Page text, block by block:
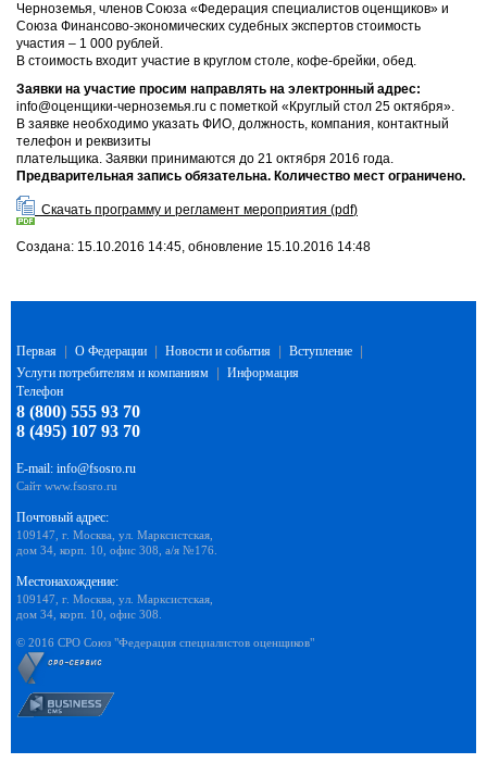
Черноземья, членов Союза «Федерация специалистов оценщиков» и
Союза Финансово-экономических судебных экспертов стоимость
участия – 1 000 рублей.
В стоимость входит участие в круглом столе, кофе-брейки, обед.
Заявки на участие просим направлять на электронный адрес:
info@оценщики-черноземья.ru с пометкой «Круглый стол 25 октября».
В заявке необходимо указать ФИО, должность, компания, контактный
телефон и реквизиты
плательщика. Заявки принимаются до 21 октября 2016 года.
Предварительная запись обязательна. Количество мест ограничено.
Скачать программу и регламент мероприятия (pdf)
Создана: 15.10.2016 14:45, обновление 15.10.2016 14:48
Первая О Федерации Новости и события Вступление
Услуги потребителям и компаниям
Информация
Телефон
8 (800) 555 93 70
8 (495) 107 93 70
E-mail: info@fsosro.ru
Сайт www.fsosro.ru
Почтовый адрес:
109147, г. Москва, ул. Марксистская,
дом 34, корп. 10, офис 308, а/я №176.
Местонахождение:
109147, г. Москва, ул. Марксистская,
дом 34, корп. 10, офис 308.
© 2016 СРО Союз "Федерация специалистов оценщиков"